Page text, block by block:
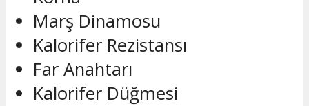
Marş Dinamosu
Kalorifer Rezistansı
Far Anahtarı
Kalorifer Düğmesi